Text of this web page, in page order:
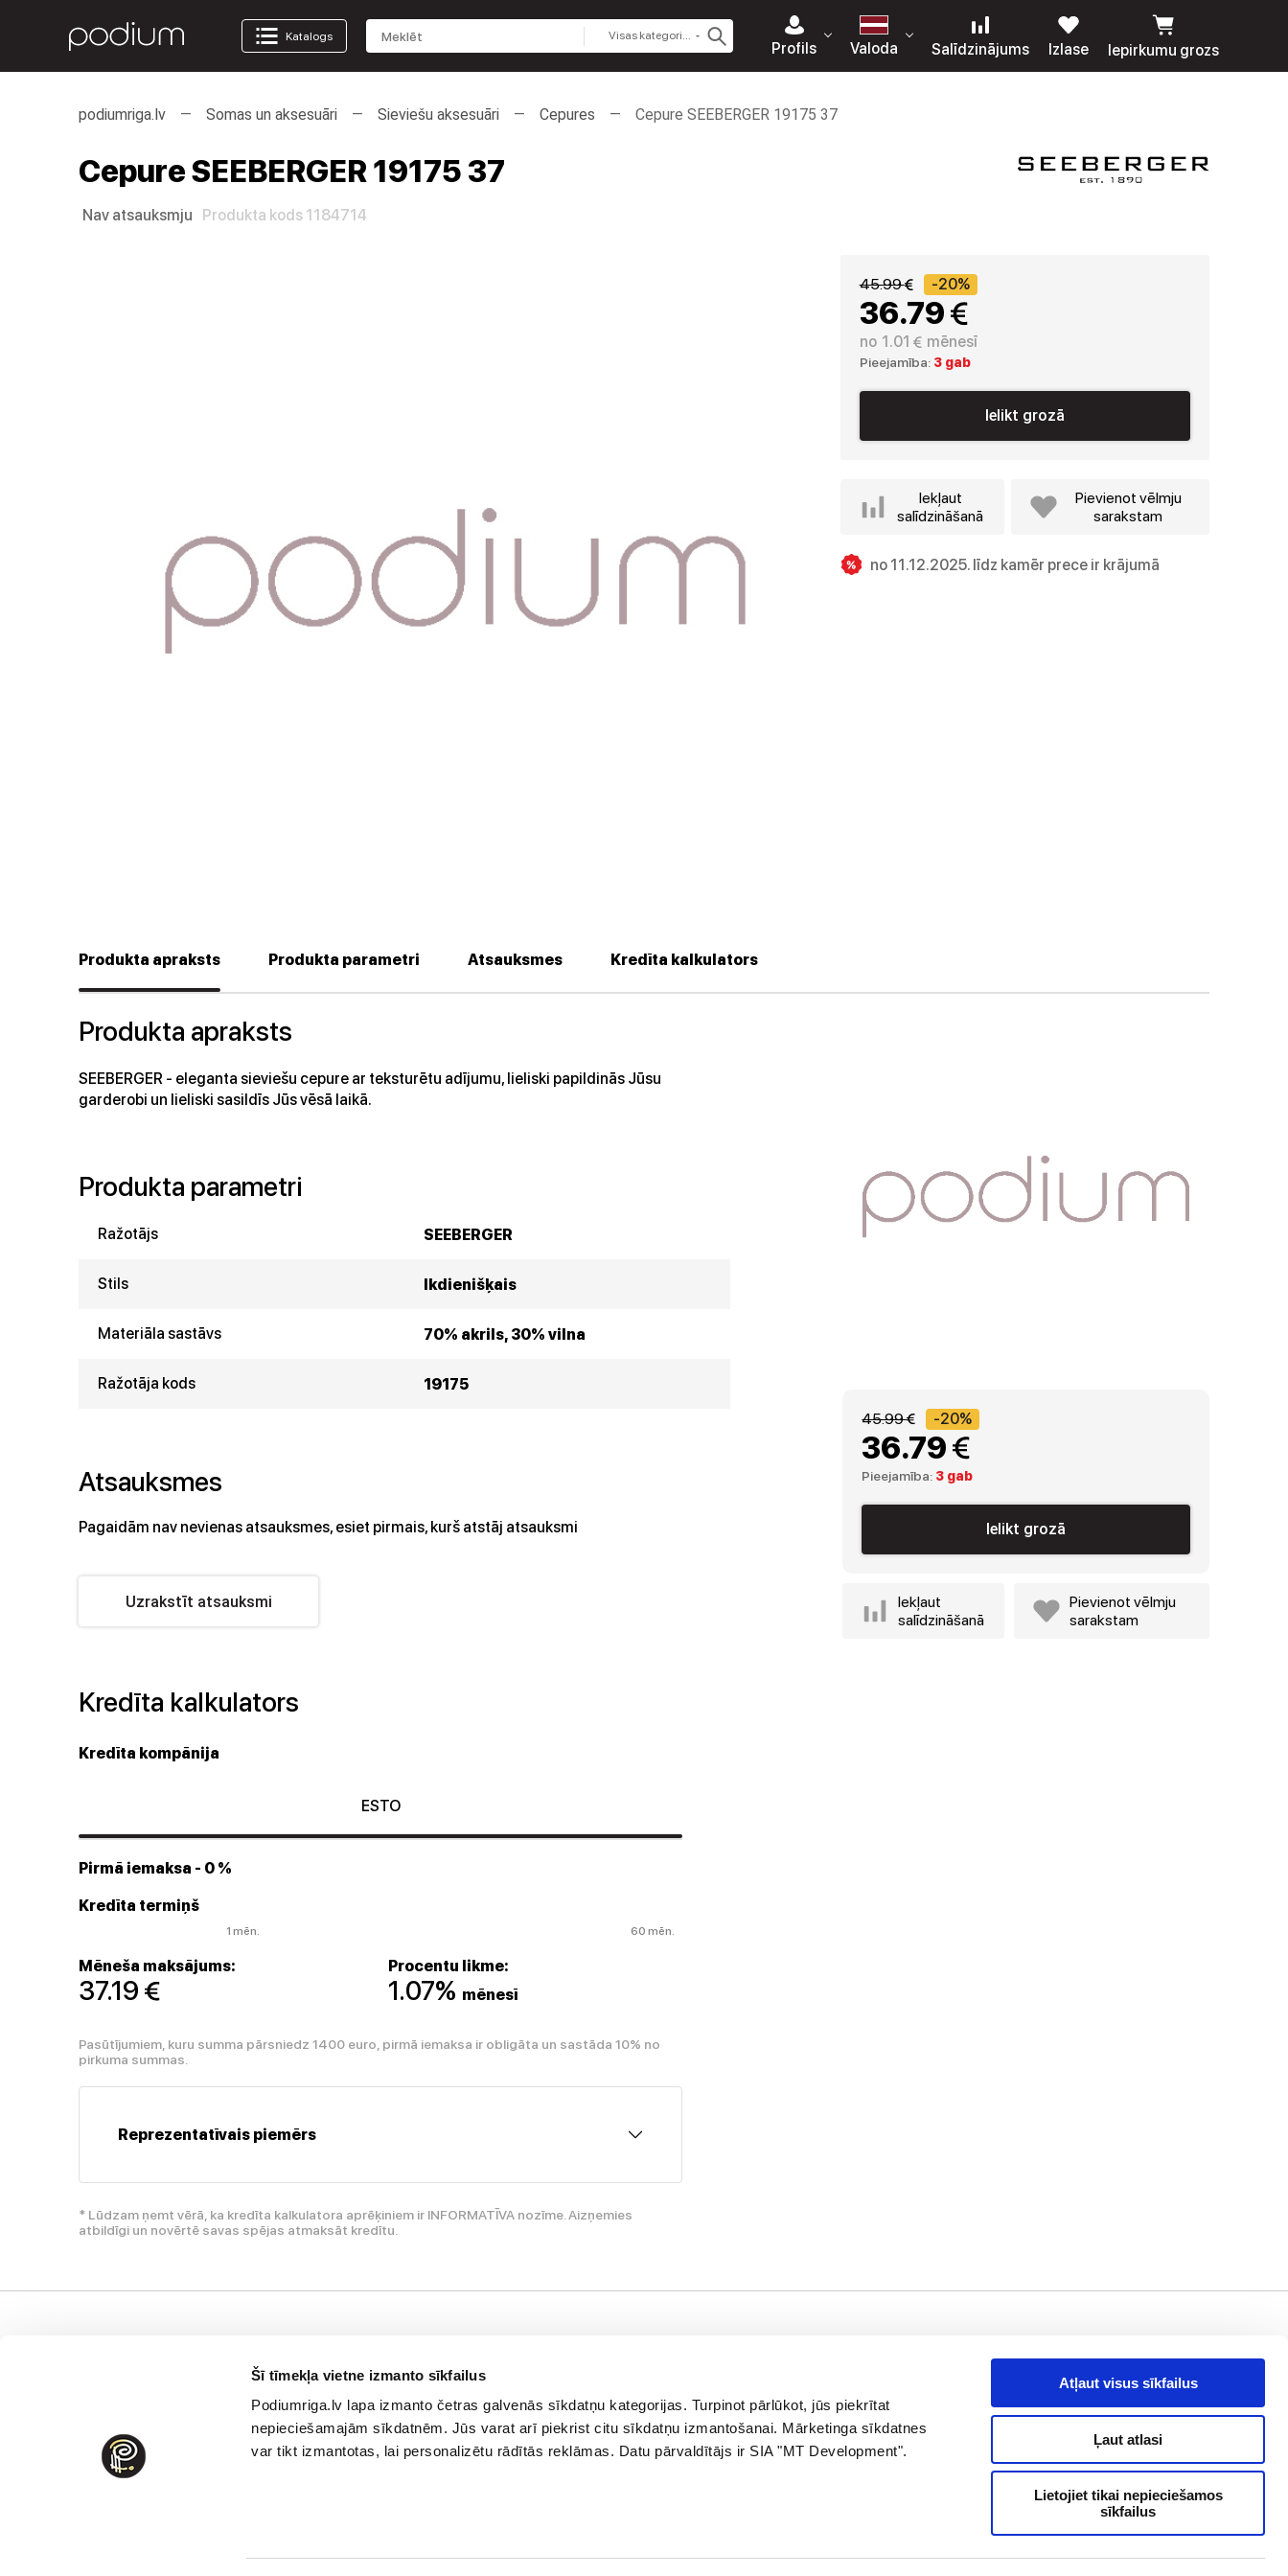
Šī tīmekļa vietne izmanto sīkfailus
Podiumriga.lv lapa izmanto četras galvenās sīkdatņu kategorijas. Turpinot pārlūkot, jūs piekrītat
nepieciešamajām sīkdatnēm. Jūs varat arī piekrist citu sīkdatņu izmantošanai. Mārketinga sīkdatnes
var tikt izmantotas, lai personalizētu rādītās reklāmas. Datu pārvaldītājs ir SIA "MT Development".
Atļaut visus sīkfailus
Ļaut atlasi
Lietojiet tikai nepieciešamos
sīkfailus
Katalogs Visas kategorijas
Profils Valoda Salīdzinājums Izlase Iepirkumu grozs
podiumriga.lv Somas un aksesuāri Sieviešu aksesuāri Cepures Cepure SEEBERGER 19175 37
Cepure SEEBERGER 19175 37
Nav atsauksmju Produkta kods 1184714
45.99 -20%
36.79
no 1.01 mēnesī
Pieejamība: 3 gab
Ielikt grozā
Iekļaut
salīdzināšanā
Pievienot vēlmju
sarakstam
no 11.12.2025. līdz kamēr prece ir krājumā
Produkta apraksts Produkta parametri Atsauksmes Kredīta kalkulators
Produkta apraksts
SEEBERGER - eleganta sieviešu cepure ar teksturētu adījumu, lieliski papildinās Jūsu
garderobi un lieliski sasildīs Jūs vēsā laikā.
Produkta parametri
Ražotājs SEEBERGER
Stils Ikdienišķais
Materiāla sastāvs 70% akrils, 30% vilna
Ražotāja kods 19175
Atsauksmes
Pagaidām nav nevienas atsauksmes, esiet pirmais, kurš atstāj atsauksmi
Uzrakstīt atsauksmi
Kredīta kalkulators
Kredīta kompānija
ESTO
Pirmā iemaksa - 0 %
Kredīta termiņš
1 mēn. 60 mēn.
Mēneša maksājums:
37.19
Procentu likme:
1.07% mēnesī
Pasūtījumiem, kuru summa pārsniedz 1400 euro, pirmā iemaksa ir obligāta un sastāda 10% no
pirkuma summas.
Reprezentatīvais piemērs
* Lūdzam ņemt vērā, ka kredīta kalkulatora aprēķiniem ir INFORMATĪVA nozīme. Aizņemies
atbildīgi un novērtē savas spējas atmaksāt kredītu.
45.99 -20%
36.79
Pieejamība: 3 gab
Ielikt grozā
Iekļaut
salīdzināšanā
Pievienot vēlmju
sarakstam
Piegāde
Preču atgriešana un
Privātuma politika
Vispārējie pārdošanas
noteikumi un nosacījumi
Sazināties ar mums
E-pasta adrese Abonēt
+371 26 60 60 60